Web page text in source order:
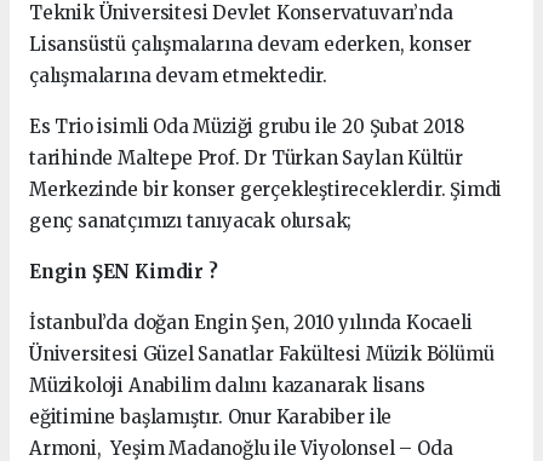
Teknik Üniversitesi Devlet Konservatuvarı’nda
Lisansüstü çalışmalarına devam ederken, konser
çalışmalarına devam etmektedir.
Es Trio isimli Oda Müziği grubu ile 20 Şubat 2018
tarihinde Maltepe Prof. Dr Türkan Saylan Kültür
Merkezinde bir konser gerçekleştireceklerdir. Şimdi
genç sanatçımızı tanıyacak olursak;
Engin ŞEN Kimdir ?
İstanbul’da doğan Engin Şen, 2010 yılında Kocaeli
Üniversitesi Güzel Sanatlar Fakültesi Müzik Bölümü
Müzikoloji Anabilim dalını kazanarak lisans
eğitimine başlamıştır. Onur Karabiber ile
Armoni, Yeşim Madanoğlu ile Viyolonsel – Oda